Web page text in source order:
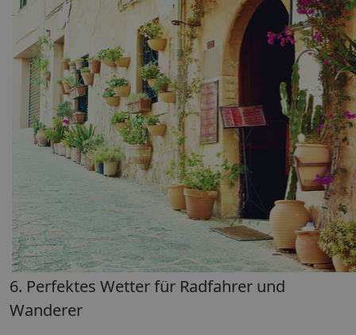
6. Perfektes Wetter für Radfahrer und
Wanderer